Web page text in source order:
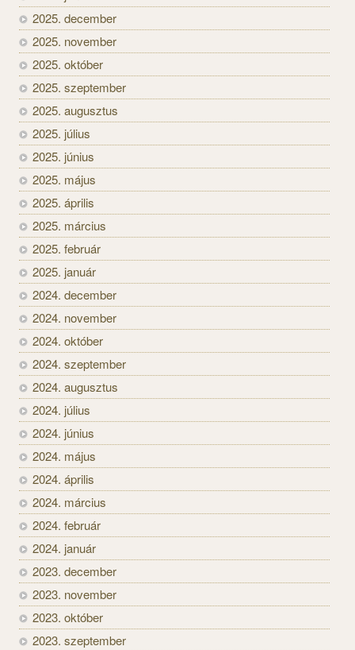
2025. december
2025. november
2025. október
2025. szeptember
2025. augusztus
2025. július
2025. június
2025. május
2025. április
2025. március
2025. február
2025. január
2024. december
2024. november
2024. október
2024. szeptember
2024. augusztus
2024. július
2024. június
2024. május
2024. április
2024. március
2024. február
2024. január
2023. december
2023. november
2023. október
2023. szeptember